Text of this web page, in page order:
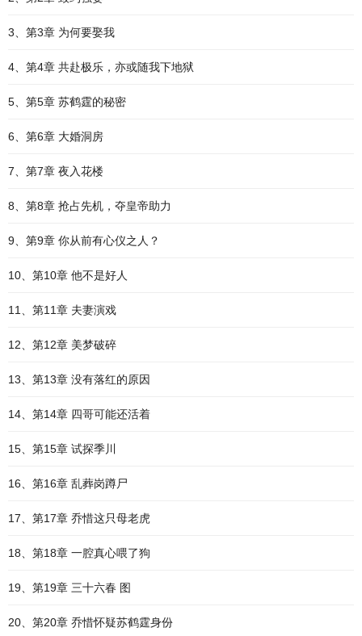
3、第3章 为何要娶我
4、第4章 共赴极乐，亦或随我下地狱
5、第5章 苏鹤霆的秘密
6、第6章 大婚洞房
7、第7章 夜入花楼
8、第8章 抢占先机，夺皇帝助力
9、第9章 你从前有心仪之人？
10、第10章 他不是好人
11、第11章 夫妻演戏
12、第12章 美梦破碎
13、第13章 没有落红的原因
14、第14章 四哥可能还活着
15、第15章 试探季川
16、第16章 乱葬岗蹲尸
17、第17章 乔惜这只母老虎
18、第18章 一腔真心喂了狗
19、第19章 三十六春 图
20、第20章 乔惜怀疑苏鹤霆身份